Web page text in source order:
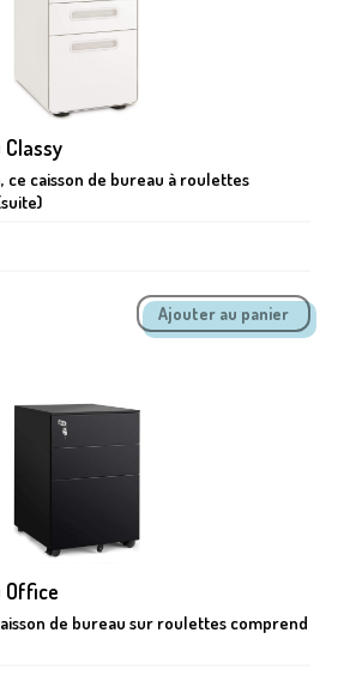
Classy
ce caisson de bureau à roulettes
Office
de bureau sur roulettes comprend